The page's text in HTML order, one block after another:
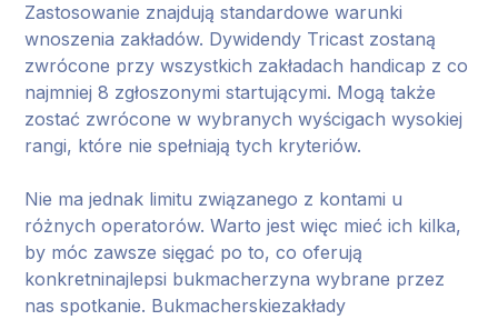
Zastosowanie znajdują standardowe warunki
wnoszenia zakładów. Dywidendy Tricast zostaną
zwrócone przy wszystkich zakładach handicap z co
najmniej 8 zgłoszonymi startującymi. Mogą także
zostać zwrócone w wybranych wyścigach wysokiej
rangi, które nie spełniają tych kryteriów.
Nie ma jednak limitu związanego z kontami u
różnych operatorów. Warto jest więc mieć ich kilka,
by móc zawsze sięgać po to, co oferują
konkretninajlepsi bukmacherzyna wybrane przez
nas spotkanie. Bukmacherskiezakłady